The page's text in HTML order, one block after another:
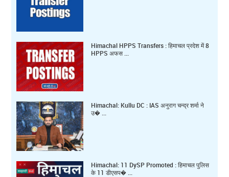
Himachal HPPS Transfers : हिमाचल प्रदेश में 8
HPPS अफस ...
Himachal: Kullu DC : IAS अनुराग चन्द्र शर्मा ने
उ� ...
Himachal: 11 DySP Promoted : हिमाचल पुलिस
के 11 डीएसप� ...